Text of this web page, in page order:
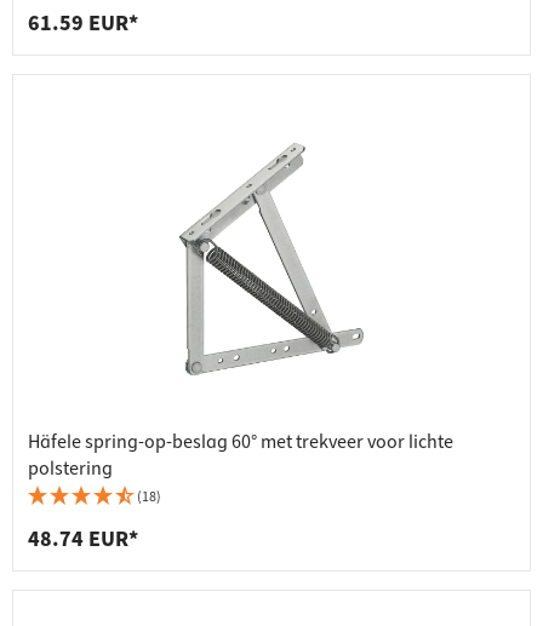
61.59 EUR*
Häfele spring-op-beslag 60° met trekveer voor lichte
polstering
(18)
48.74 EUR*